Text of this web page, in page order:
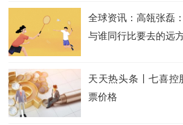
全球资讯：高瓴张磊
与谁同行比要去的远
天天热头条丨七喜控
票价格